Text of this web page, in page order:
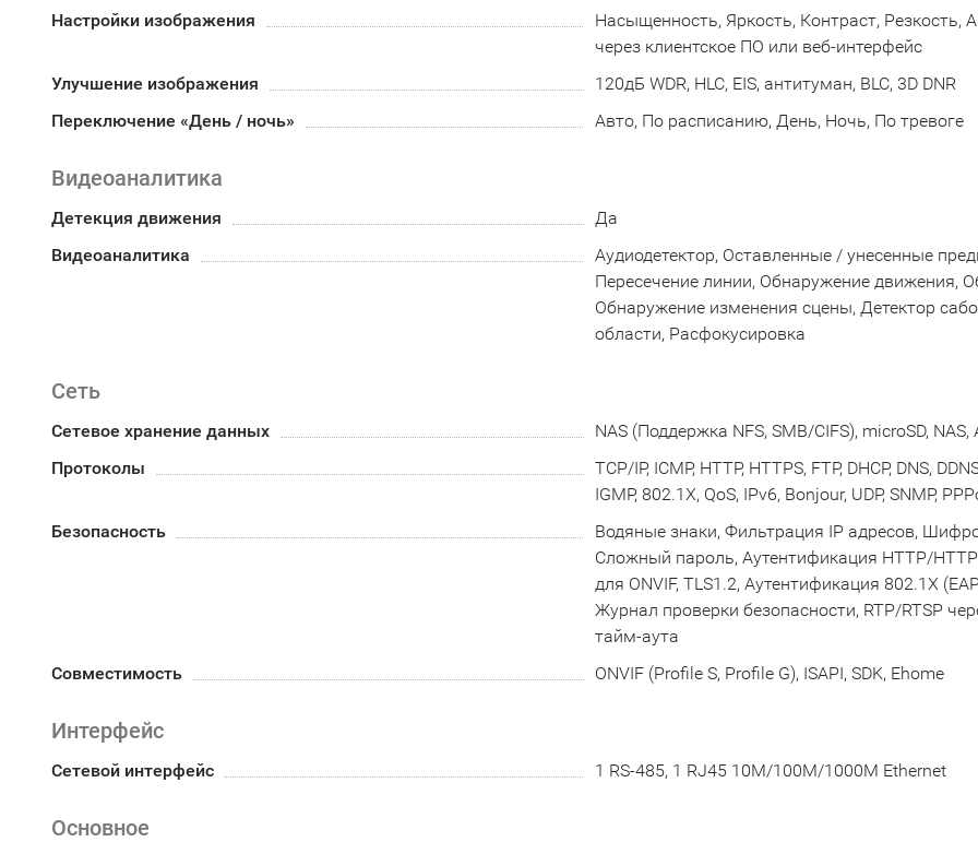
Настройки изображения
Насыщенность, Яркость, Контраст, Резкость,
через клиентское ПО или веб-интерфейс
Улучшение изображения
120дБ WDR, HLC, EIS, антитуман, BLC, 3D DNR
Переключение «День / ночь»
Авто, По расписанию, День, Ночь, По тревоге
Видеоаналитика
Детекция движения
Да
Видеоаналитика
Аудиодетектор, Оставленные / унесенные
Пересечение линии, Обнаружение движения,
Обнаружение изменения сцены, Детектор
области, Расфокусировка
Сеть
Сетевое хранение данных
NAS (Поддержка NFS, SMB/CIFS), microSD, NAS,
Протоколы
TCP/IP, ICMP, HTTP, HTTPS, FTP, DHCP, DNS,
IGMP, 802.1X, QoS, IPv6, Bonjour, UDP, SNMP,
Безопасность
Водяные знаки, Фильтрация IP адресов,
Сложный пароль, Аутентификация HTTP/
для ONVIF, TLS1.2, Аутентификация 802.1X
Журнал проверки безопасности, RTP/RTSP
тайм-аута
Совместимость
ONVIF (Profile S, Profile G), ISAPI, SDK, Ehome
Интерфейс
Сетевой интерфейс 1 RS-485, 1 RJ45 10M/100M/1000M Ethernet
Основное